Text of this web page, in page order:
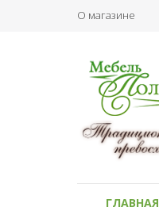
О магазине
ГЛАВНАЯ